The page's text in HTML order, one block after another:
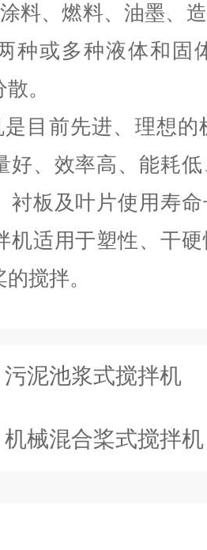
料、燃料、油墨、
种或多种液体和固
。
目前先进、理想
好、效率高、能耗
衬板及叶片使用寿
机适用于塑性、干
搅拌。
污泥池浆式搅拌机
机械混合桨式搅拌机